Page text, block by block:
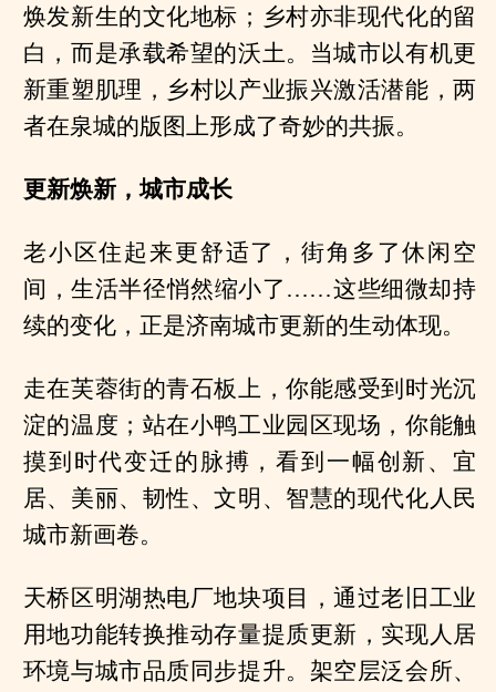
焕发新生的文化地标；乡村亦非现代化的留
白，而是承载希望的沃土。当城市以有机更
新重塑肌理，乡村以产业振兴激活潜能，两
者在泉城的版图上形成了奇妙的共振。
更新焕新，城市成长
老小区住起来更舒适了，街角多了休闲空
间，生活半径悄然缩小了……这些细微却持
续的变化，正是济南城市更新的生动体现。
走在芙蓉街的青石板上，你能感受到时光沉
淀的温度；站在小鸭工业园区现场，你能触
摸到时代变迁的脉搏，看到一幅创新、宜
居、美丽、韧性、文明、智慧的现代化人民
城市新画卷。
天桥区明湖热电厂地块项目，通过老旧工业
用地功能转换推动存量提质更新，实现人居
环境与城市品质同步提升。架空层泛会所、